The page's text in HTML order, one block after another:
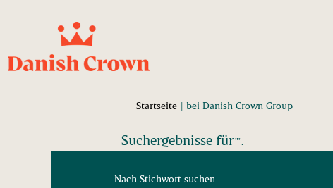
Startseite | bei Danish Crown Group(aktuelle
Suchergebnisse für"".
Nach Stichwort suchen